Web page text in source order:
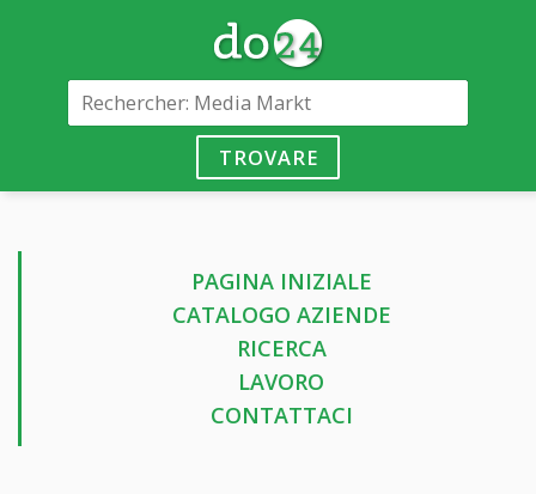
TROVARE
PAGINA INIZIALE
CATALOGO AZIENDE
RICERCA
LAVORO
CONTATTACI